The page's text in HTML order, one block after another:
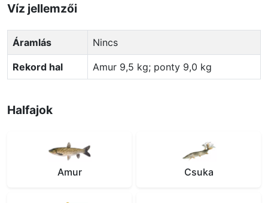
Víz jellemzői
Áramlás Nincs
Rekord hal Amur 9,5 kg; ponty 9,0 kg
Halfajok
Amur Csuka